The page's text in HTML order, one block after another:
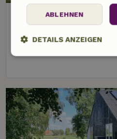
Naturhäuschen in
3 km Abstand vom
11 Personen5
ABLEHNEN
DETAILS ANZEIGEN
Funktionalität